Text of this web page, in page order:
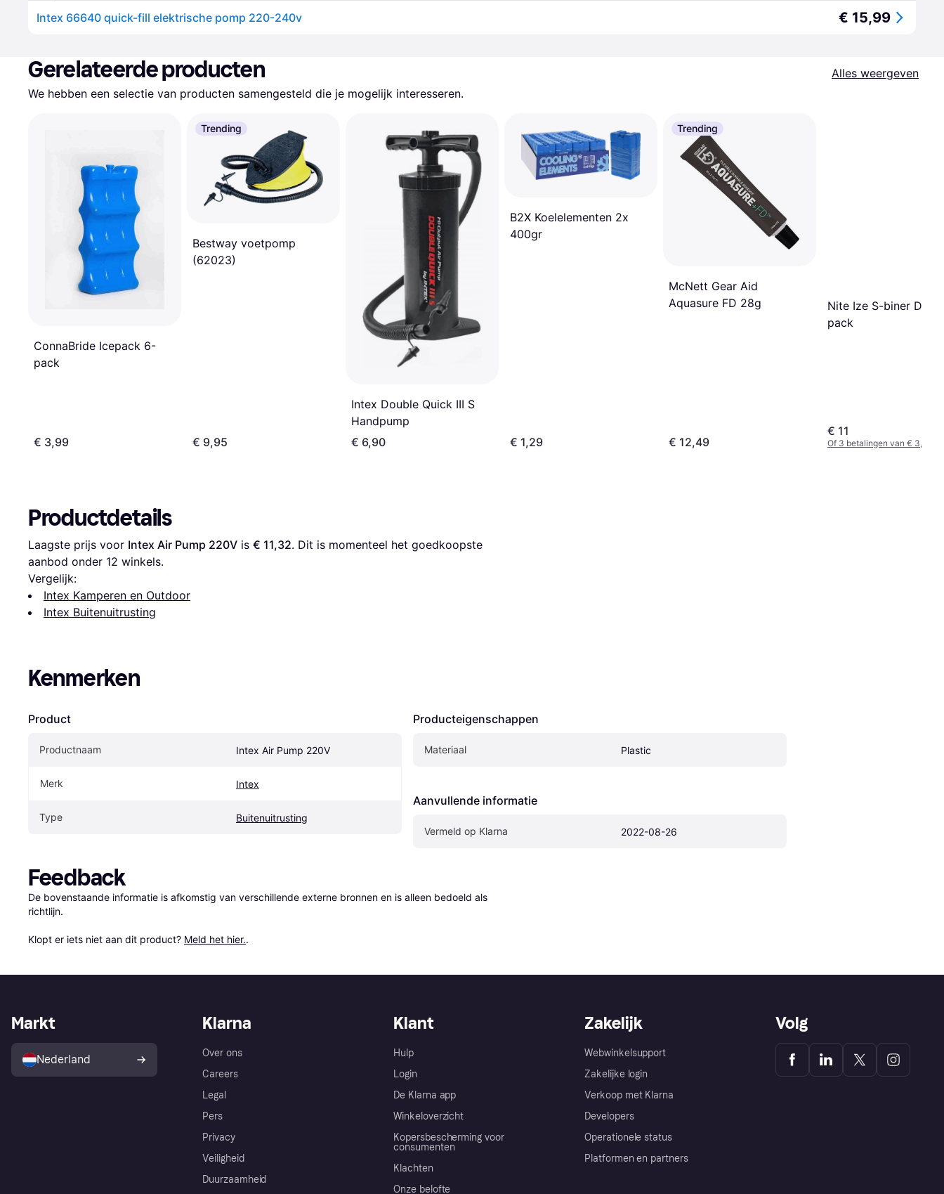
Intex 66640 quick-fill elektrische pomp 220-240v € 15,99
Gerelateerde producten
Alles weergeven
We hebben een selectie van producten samengesteld die je mogelijk interesseren.
ConnaBride Icepack 6-
pack
€ 3,99
Trending
Bestway voetpomp
(62023)
€ 9,95
Intex Double Quick III S
Handpump
€ 6,90
B2X Koelelementen 2x
400gr
€ 1,29
Trending
McNett Gear Aid
Aquasure FD 28g
€ 12,49
Nite Ize S-biner Dual
pack
€ 11
Of 3 betalingen van € 3,66/
Productdetails
Laagste prijs voor Intex Air Pump 220V is € 11,32. Dit is momenteel het goedkoopste
aanbod onder 12 winkels.
Vergelijk:
Intex Kamperen en Outdoor
Intex Buitenuitrusting
Kenmerken
Product
Productnaam Intex Air Pump 220V
Merk Intex
Type Buitenuitrusting
Producteigenschappen
Materiaal Plastic
Aanvullende informatie
Vermeld op Klarna 2022-08-26
Feedback
De bovenstaande informatie is afkomstig van verschillende externe bronnen en is alleen bedoeld als
richtlijn.
Klopt er iets niet aan dit product? Meld het hier..
Klarna
Over ons
Careers
Legal
Pers
Privacy
Veiligheid
Duurzaamheid
Klant
Hulp
Login
De Klarna app
Winkeloverzicht
Kopersbescherming voor
consumenten
Klachten
Onze belofte
Zakelijk
Webwinkelsupport
Zakelijke login
Verkoop met Klarna
Developers
Operationele status
Platformen en partners
Markt
Nederland
Volg